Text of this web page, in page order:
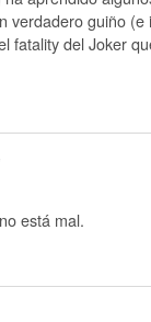
verdadero guiño (e
fatality del Joker
está mal.